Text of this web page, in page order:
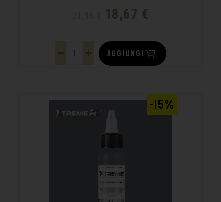
18,67 €
AGGIUNGI
-15%